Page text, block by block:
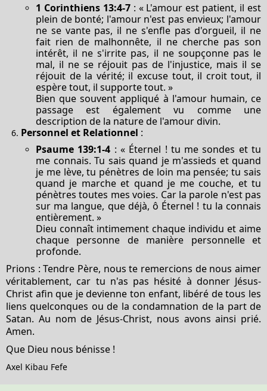
1 Corinthiens 13:4-7: « L'amour est patient, il est
plein de bonté; l'amour n'est pas envieux; l'amour
ne se vante pas, il ne s'enfle pas d'orgueil, il ne
fait rien de malhonnête, il ne cherche pas son
intérêt, il ne s'irrite pas, il ne soupçonne pas le
mal, il ne se réjouit pas de l'injustice, mais il se
réjouit de la vérité; il excuse tout, il croit tout, il
espère tout, il supporte tout. »
Bien que souvent appliqué à l'amour humain, ce
passage est également vu comme une
description de la nature de l'amour divin.
Personnel et Relationnel :
Psaume 139:1-4 : « Éternel ! tu me sondes et tu
me connais. Tu sais quand je m'assieds et quand
je me lève, tu pénètres de loin ma pensée; tu sais
quand je marche et quand je me couche, et tu
pénètres toutes mes voies. Car la parole n'est pas
sur ma langue, que déjà, ô Éternel ! tu la connais
entièrement. »
Dieu connaît intimement chaque individu et aime
chaque personne de manière personnelle et
profonde.
Prions : Tendre Père, nous te remercions de nous aimer
véritablement, car tu n'as pas hésité à donner Jésus-
Christ afin que je devienne ton enfant, libéré de tous les
liens quelconques ou de la condamnation de la part de
Satan. Au nom de Jésus-Christ, nous avons ainsi prié.
Amen.
Que Dieu nous bénisse !
Axel Kibau Fefe